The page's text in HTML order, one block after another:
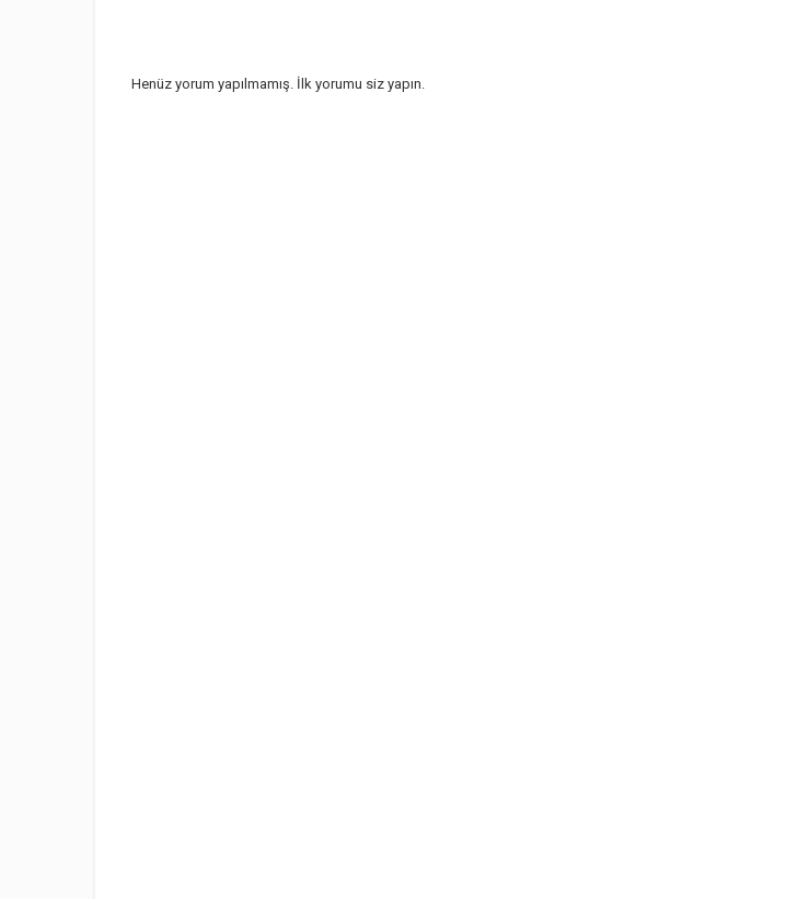
Henüz yorum yapılmamış. İlk yorumu siz yapın.